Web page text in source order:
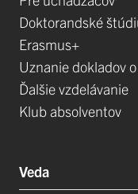
Doktorandské
Erasmus+
Uznanie dokladov
Ďalšie vzdelávanie
Klub absolventov
Veda